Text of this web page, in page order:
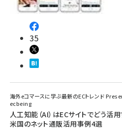
35
海外eコマースに学ぶ最新のECトレンド
ecbeing
人工知能（AI）はECサイトでどう活用
米国のネット通販活用事例4選